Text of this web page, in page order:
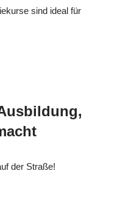
sind ideal für
der Straße!